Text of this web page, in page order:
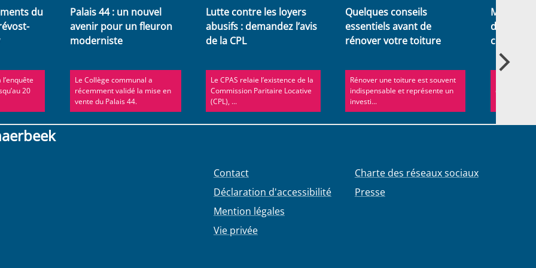
du
20
Palais 44 : un nouvel
avenir pour un fleuron
moderniste
Le Collège communal a
récemment validé la mise en
vente du Palais 44.
Lutte contre les loyers
abusifs : demandez l’avis
de la CPL
Le CPAS relaie l’existence de la
Commission Paritaire Locative
(CPL), ...
Quelques conseils
essentiels avant de
rénover votre toiture
Rénover une toiture est souvent
indispensable et représente un
investi...
Menez
cœur de
développe
Contact
Déclaration d'accessibilité
Mention légales
Vie privée
Charte des réseaux sociaux
Presse